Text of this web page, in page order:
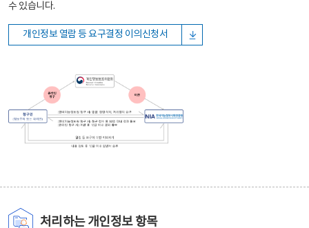
수 있습니다.
개인정보 열람 등 요구결정 이의신청서
처리하는 개인정보 항목